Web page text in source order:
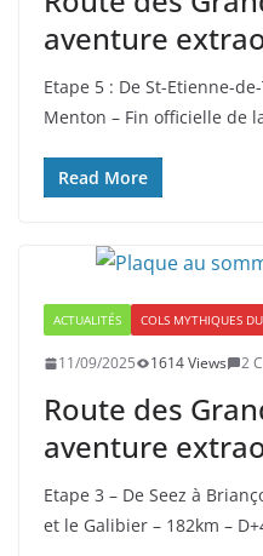
aventure
Etape 5 : De St-Etienne-
Menton – Fin officielle de
Read More
ACTUALITÉS COLS MYTHIQUES
11/09/2025 1614 Views 2
Route des
aventure
Etape 3 – De Seez à
et le Galibier – 182km –